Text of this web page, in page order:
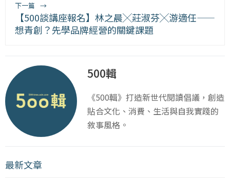
下一篇 →
【500談講座報名】林之晨╳莊淑芬╳游適任——
想青創？先學品牌經營的關鍵課題
500輯
《500輯》打造新世代閱讀倡議，創造
貼合文化、消費、生活與自我實踐的
敘事風格。
最新文章